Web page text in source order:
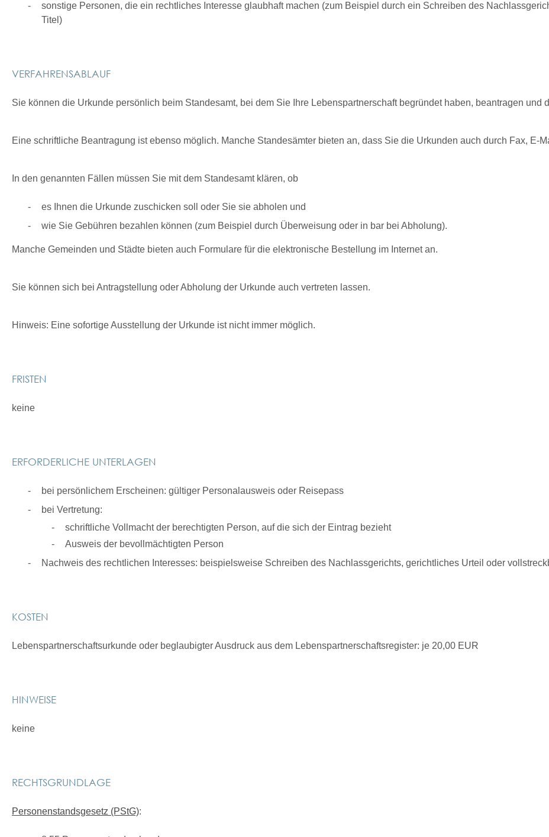
sonstige Personen, die ein rechtliches Interesse glaubhaft machen (zum Beispiel durch ein Schreiben des
Titel)
VERFAHRENSABLAUF
Sie können die Urkunde persönlich beim Standesamt, bei dem Sie Ihre Lebenspartnerschaft begründet haben, beantragen und
Eine schriftliche Beantragung ist ebenso möglich. Manche Standesämter bieten an, dass Sie die Urkunden auch durch Fax, E-
In den genannten Fällen müssen Sie mit dem Standesamt klären, ob
es Ihnen die Urkunde zuschicken soll oder Sie sie abholen und
wie Sie Gebühren bezahlen können (zum Beispiel durch Überweisung oder in bar bei Abholung).
Manche Gemeinden und Städte bieten auch Formulare für die elektronische Bestellung im Internet an.
Sie können sich bei Antragstellung oder Abholung der Urkunde auch vertreten lassen.
Hinweis: Eine sofortige Ausstellung der Urkunde ist nicht immer möglich.
FRISTEN
keine
ERFORDERLICHE UNTERLAGEN
bei persönlichem Erscheinen: gültiger Personalausweis oder Reisepass
bei Vertretung:
schriftliche Vollmacht der berechtigten Person, auf die sich der Eintrag bezieht
Ausweis der bevollmächtigten Person
Nachweis des rechtlichen Interesses: beispielsweise Schreiben des Nachlassgerichts, gerichtliches Urteil oder
KOSTEN
Lebenspartnerschaftsurkunde oder beglaubigter Ausdruck aus dem Lebenspartnerschaftsregister: je 20,00 EUR
HINWEISE
keine
RECHTSGRUNDLAGE
Personenstandsgesetz (PStG):